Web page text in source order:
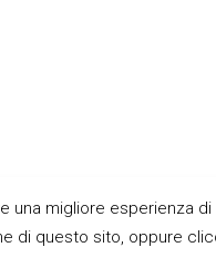
migliore esperienza
di questo sito, oppure